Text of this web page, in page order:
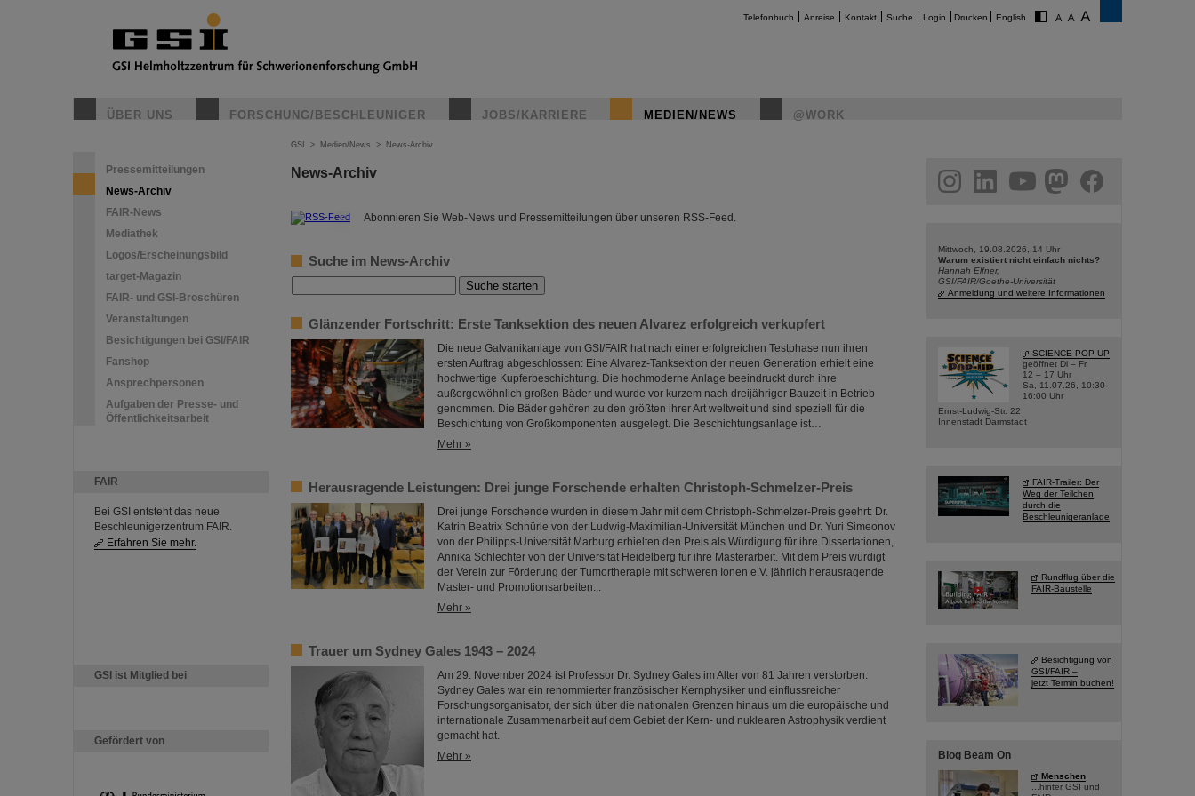
Telefonbuch Anreise Kontakt Suche Login Drucken English
ÜBER UNS FORSCHUNG/BESCHLEUNIGER JOBS/KARRIERE MEDIEN/NEWS @WORK
Pressemitteilungen
News-Archiv
FAIR-News
Mediathek
Logos/Erscheinungsbild
target-Magazin
FAIR- und GSI-Broschüren
Veranstaltungen
Besichtigungen bei GSI/FAIR
Fanshop
Ansprechpersonen
Aufgaben der Presse- und
Öffentlichkeitsarbeit
FAIR
Bei GSI entsteht das neue
Beschleunigerzentrum FAIR.
Erfahren Sie mehr.
GSI ist Mitglied bei
Gefördert von
GSI > Medien/News > News-Archiv
News-Archiv
© Abonnieren Sie Web-News und Pressemitteilungen über unseren RSS-Feed.
Suche im News-Archiv
Glänzender Fortschritt: Erste Tanksektion des neuen Alvarez erfolgreich verkupfert
Die neue Galvanikanlage von GSI/FAIR hat nach einer erfolgreichen Testphase nun ihren
ersten Auftrag abgeschlossen: Eine Alvarez-Tanksektion der neuen Generation erhielt eine
hochwertige Kupferbeschichtung. Die hochmoderne Anlage beeindruckt durch ihre
außergewöhnlich großen Bäder und wurde vor kurzem nach dreijähriger Bauzeit in Betrieb
genommen. Die Bäder gehören zu den größten ihrer Art weltweit und sind speziell für die
Beschichtung von Großkomponenten ausgelegt. Die Beschichtungsanlage ist…
Mehr »
Herausragende Leistungen: Drei junge Forschende erhalten Christoph-Schmelzer-Preis
Drei junge Forschende wurden in diesem Jahr mit dem Christoph-Schmelzer-Preis geehrt: Dr.
Katrin Beatrix Schnürle von der Ludwig-Maximilian-Universität München und Dr. Yuri Simeonov
von der Philipps-Universität Marburg erhielten den Preis als Würdigung für ihre Dissertationen,
Annika Schlechter von der Universität Heidelberg für ihre Masterarbeit. Mit dem Preis würdigt
der Verein zur Förderung der Tumortherapie mit schweren Ionen e.V. jährlich herausragende
Master- und Promotionsarbeiten...
Mehr »
Trauer um Sydney Gales 1943 – 2024
Am 29. November 2024 ist Professor Dr. Sydney Gales im Alter von 81 Jahren verstorben.
Sydney Gales war ein renommierter französischer Kernphysiker und einflussreicher
Forschungsorganisator, der sich über die nationalen Grenzen hinaus um die europäische und
internationale Zusammenarbeit auf dem Gebiet der Kern- und nuklearen Astrophysik verdient
gemacht hat.
Mehr »
facebook
Mittwoch, 19.08.2026, 14 Uhr
Warum existiert nicht einfach nichts?
Hannah Elfner,
GSI/FAIR/Goethe-Universität
Anmeldung und weitere Informationen
SCIENCE POP-UP
geöffnet Di – Fr,
12 – 17 Uhr
Sa, 11.07.26, 10:30-
16:00 Uhr
Ernst-Ludwig-Str. 22
Innenstadt Darmstadt
FAIR-Trailer: Der
Weg der Teilchen
durch die
Beschleunigeranlage
Rundflug über die
FAIR-Baustelle
Besichtigung von
GSI/FAIR –
jetzt Termin buchen!
Blog Beam On
Menschen
...hinter GSI und